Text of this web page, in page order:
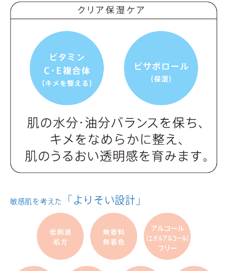
敏感肌を考えた 「よりそい設計」